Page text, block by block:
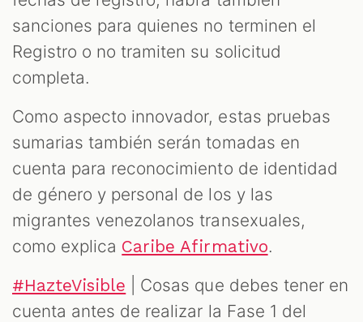
sanciones para quienes no terminen el
Registro o no tramiten su solicitud
completa.
Como aspecto innovador, estas pruebas
sumarias también serán tomadas en
cuenta para reconocimiento de identidad
de género y personal de los y las
migrantes venezolanos transexuales,
como explica Caribe Afirmativo.
#HazteVisible | Cosas que debes tener en
cuenta antes de realizar la Fase 1 del